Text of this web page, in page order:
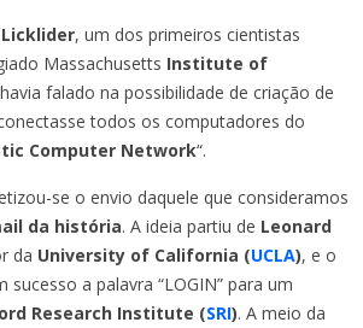
Licklider, um dos primeiros cientistas
Massachusetts Institute of
falado na possibilidade de criação de
todos os computadores do
Computer Network“.
se o envio daquele que consideramos
da história. A ideia partiu de Leonard
da University of California (UCLA), e o
a palavra “LOGIN” para um
Research Institute (SRI). A meio da